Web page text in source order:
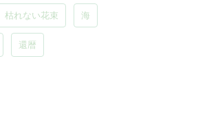
枯れない花束 海
還暦